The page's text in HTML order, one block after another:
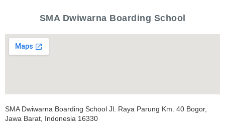
SMA Dwiwarna Boarding School
SMA Dwiwarna Boarding School Jl. Raya Parung Km. 40 Bogor,
Jawa Barat, Indonesia 16330